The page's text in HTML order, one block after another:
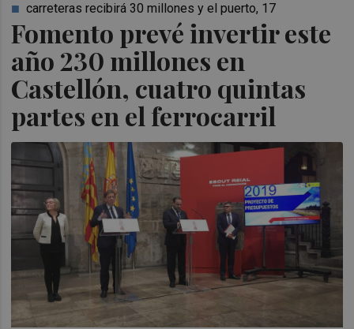
Fomento prevé invertir este
año 230 millones en
Castellón, cuatro quintas
partes en el ferrocarril
carreteras recibirá 30 millones y el puerto, 17